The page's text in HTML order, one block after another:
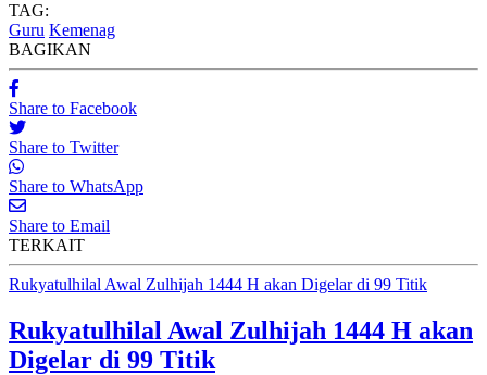
TAG:
Guru Kemenag
BAGIKAN
Share to Facebook
Share to Twitter
Share to WhatsApp
Share to Email
TERKAIT
Rukyatulhilal Awal Zulhijah 1444 H akan Digelar di 99 Titik
Rukyatulhilal Awal Zulhijah 1444 H akan
Digelar di 99 Titik